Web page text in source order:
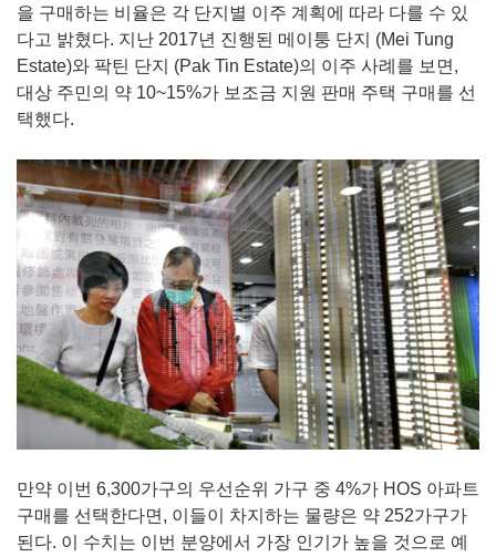
을 구매하는 비율은 각 단지별 이주 계획에 따라 다를 수 있
다고 밝혔다. 지난 2017년 진행된 메이퉁 단지 (Mei Tung
Estate)와 팍틴 단지 (Pak Tin Estate)의 이주 사례를 보면,
대상 주민의 약 10~15%가 보조금 지원 판매 주택 구매를 선
택했다.
만약 이번 6,300가구의 우선순위 가구 중 4%가 HOS 아파트
구매를 선택한다면, 이들이 차지하는 물량은 약 252가구가
된다. 이 수치는 이번 분양에서 가장 인기가 높을 것으로 예